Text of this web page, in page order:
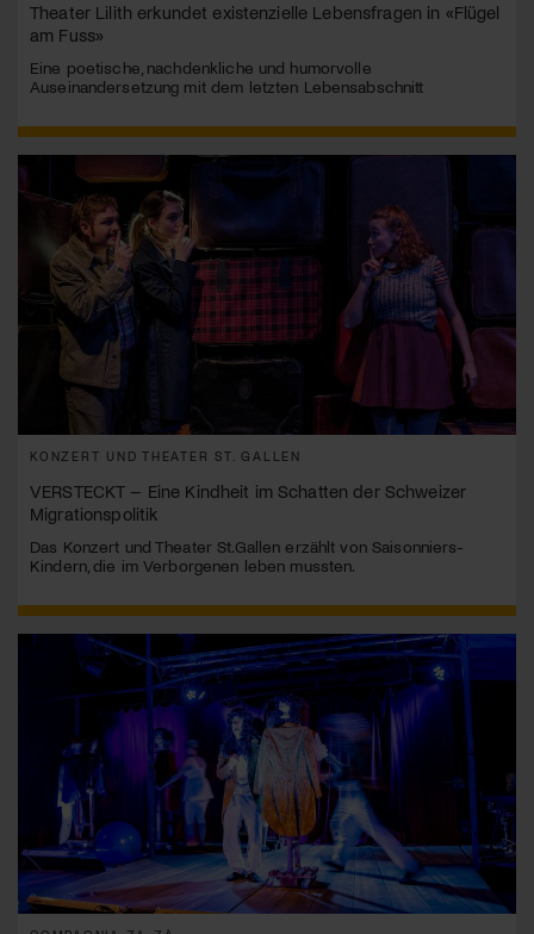
Theater Lilith erkundet existenzielle Lebensfragen in «Flügel
am Fuss»
Eine poetische, nachdenkliche und humorvolle
Auseinandersetzung mit dem letzten Lebensabschnitt
KONZERT UND THEATER ST. GALLEN
VERSTECKT – Eine Kindheit im Schatten der Schweizer
Migrationspolitik
Das Konzert und Theater St.Gallen erzählt von Saisonniers-
Kindern, die im Verborgenen leben mussten.